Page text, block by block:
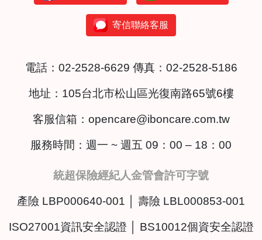
寄信聯絡客服
電話： 02-2528-6629 傳真：02-2528-5186
地址： 105台北市松山區光復南路65號6樓
客服信箱： opencare@iboncare.com.tw
服務時間：週一 ~ 週五 09：00 – 18：00
統超保險經紀人金管會許可字號
產險 LBP000640-001 │ 壽險 LBL000853-001
ISO27001資訊安全認證 │ BS10012個資安全認證